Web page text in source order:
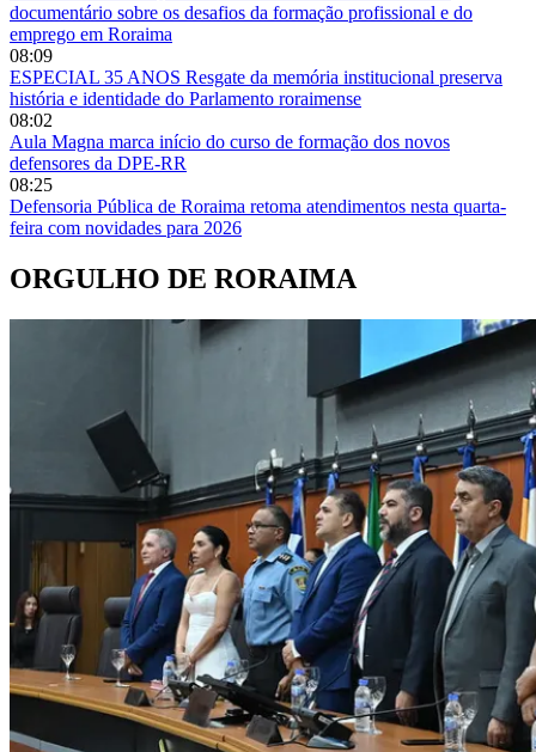
documentário sobre os desafios da formação profissional e do
emprego em Roraima
08:09
ESPECIAL 35 ANOS Resgate da memória institucional preserva
história e identidade do Parlamento roraimense
08:02
Aula Magna marca início do curso de formação dos novos
defensores da DPE-RR
08:25
Defensoria Pública de Roraima retoma atendimentos nesta quarta-
feira com novidades para 2026
ORGULHO DE RORAIMA